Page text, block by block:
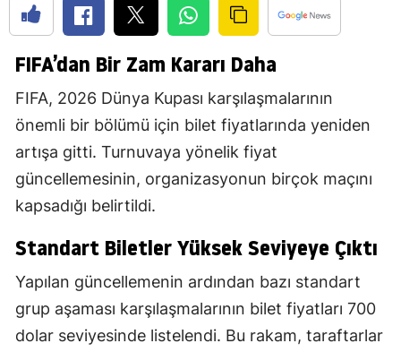
FIFA’dan Bir Zam Kararı Daha
FIFA, 2026 Dünya Kupası karşılaşmalarının
önemli bir bölümü için bilet fiyatlarında yeniden
artışa gitti. Turnuvaya yönelik fiyat
güncellemesinin, organizasyonun birçok maçını
kapsadığı belirtildi.
Standart Biletler Yüksek Seviyeye Çıktı
Yapılan güncellemenin ardından bazı standart
grup aşaması karşılaşmalarının bilet fiyatları 700
dolar seviyesinde listelendi. Bu rakam, taraftarlar